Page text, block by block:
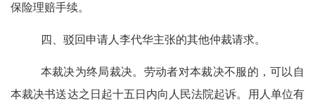
保险理赔手续。
四、驳回申请人李代华主张的其他仲裁请求。
本裁决为终局裁决。劳动者对本裁决不服的，可以自
本裁决书送达之日起十五日内向人民法院起诉。用人单位有